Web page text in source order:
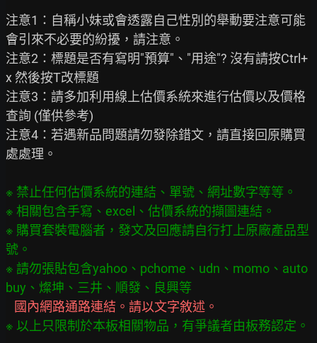
注意1：自稱小妹或會透露自己性別的舉動要注意可能
會引來不必要的紛擾，請注意。
注意2：標題是否有寫明"預算"、"用途"? 沒有請按Ctrl+
x 然後按T改標題
注意3：請多加利用線上估價系統來進行估價以及價格
查詢 (僅供參考)
注意4：若遇新品問題請勿發除錯文，請直接回原購買
處處理。
※ 禁止任何估價系統的連結、單號、網址數字等等。
※ 相關包含手寫、excel、估價系統的擷圖連結。
※ 購買套裝電腦者，發文及回應請自行打上原廠產品型
號。
※ 請勿張貼包含yahoo、pchome、udn、momo、auto
※ 以上只限制於本板相關物品，有爭議者由板務認定。